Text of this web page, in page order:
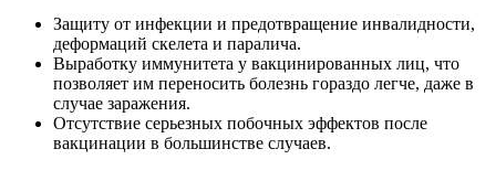
Защиту от инфекции и предотвращение инвалидности,
деформаций скелета и паралича.
Выработку иммунитета у вакцинированных лиц, что
позволяет им переносить болезнь гораздо легче, даже в
случае заражения.
Отсутствие серьезных побочных эффектов после
вакцинации в большинстве случаев.